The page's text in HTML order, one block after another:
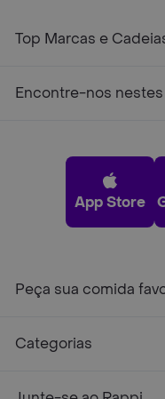
Top Marcas e
Encontre-nos
App Store
Peça sua comida
Categorias